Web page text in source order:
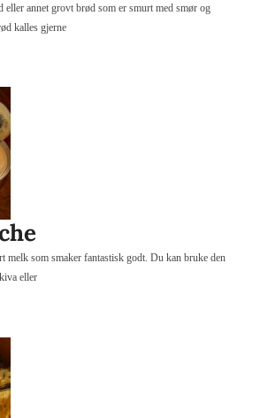
eller annet grovt brød som er smurt med smør og
kalles gjerne
melk som smaker fantastisk godt. Du kan bruke den
eller